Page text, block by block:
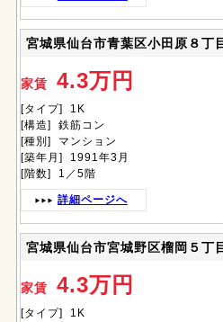
宮城県仙台市青葉区小田原８丁
家賃 4.3万円
[タイプ] 1K
[構造] 鉄筋コン
[種別] マンション
[築年月] 1991年3月
[階数] 1／5階
詳細ページへ
宮城県仙台市宮城野区榴岡５丁
家賃 4.3万円
[タイプ] 1K